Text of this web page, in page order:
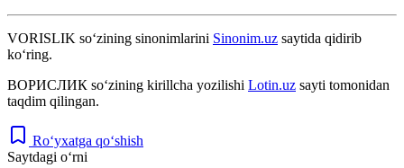
VORISLIK so‘zining sinonimlarini Sinonim.uz saytida qidirib
ko‘ring.
ВОРИСЛИК so‘zining kirillcha yozilishi Lotin.uz sayti tomonidan
taqdim qilingan.
Ro‘yxatga qo‘shish
Saytdagi o‘rni